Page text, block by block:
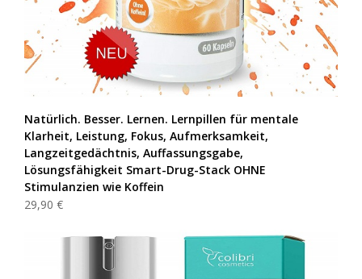
Natürlich. Besser. Lernen. Lernpillen für mentale
Klarheit, Leistung, Fokus, Aufmerksamkeit,
Langzeitgedächtnis, Auffassungsgabe,
Lösungsfähigkeit Smart-Drug-Stack OHNE
Stimulanzien wie Koffein
29,90 €